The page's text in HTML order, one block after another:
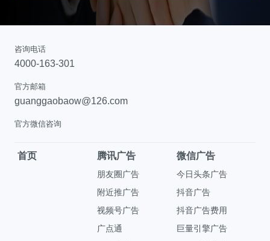
咨询电话
4000-163-301
官方邮箱
guanggaobaow@126.com
官方微信咨询
首页 腾讯广告
朋友圈广告
附近推广告
视频号广告
广点通
微信广告
今日头条广告
抖音广告
抖音广告费用
巨量引擎广告